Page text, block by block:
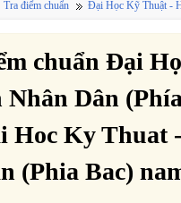
Tra điểm chuẩn Đại Học Kỹ Thuật -
chuẩn Đại
Nhân Dân
Hoc Ky Thuat
(Phia Bac)